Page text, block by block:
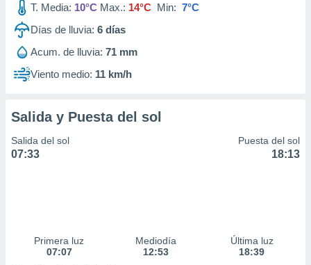
publicidad
de
1199
T. Media: 10°C Max.: 14°C Min: 7°C
Días de lluvia: 6 días
Acum. de lluvia: 71 mm
Viento medio: 11 km/h
Salida y Puesta del sol
Salida del sol
07:33
Puesta del sol
18:13
Primera luz
07:07
Mediodía
12:53
Última luz
18:39